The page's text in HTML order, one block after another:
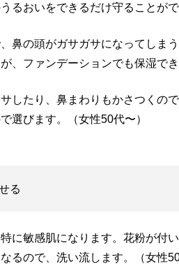
るおいをできるだけ守ることが
、鼻の頭がガサガサになってしま
、ファンデーションでも保湿で
サしたり、鼻まわりもかさつくの
選びます。（女性50代〜）
る
特に敏感肌になります。花粉が付
るので、洗い流します。（女性50